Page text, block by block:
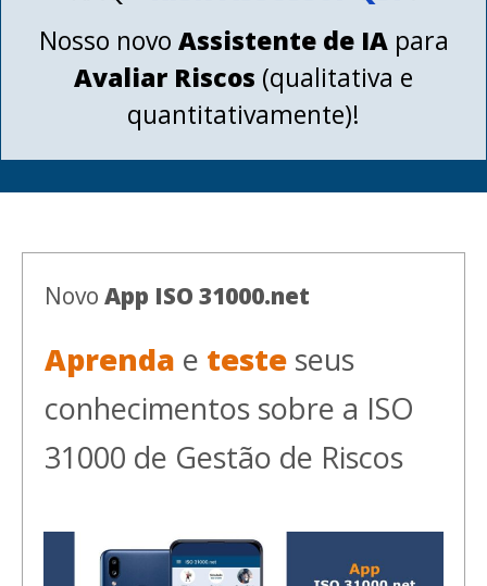
Nosso novo Assistente de IApara
Avaliar Riscos (qualitativa e
quantitativamente)!
Novo App ISO 31000.net
Aprenda e teste seus
conhecimentos sobre a ISO
31000 de Gestão de Riscos